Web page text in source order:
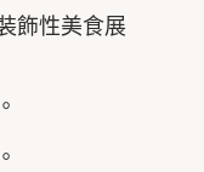
飾性美食展